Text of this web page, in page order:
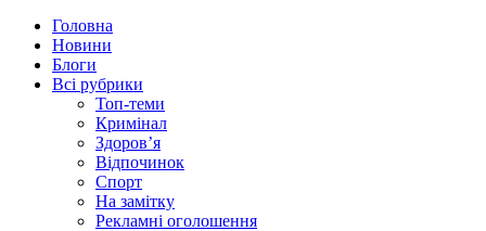
Головна
Новини
Блоги
Всі рубрики
Топ-теми
Кримінал
Здоров’я
Відпочинок
Спорт
На замітку
Рекламні оголошення